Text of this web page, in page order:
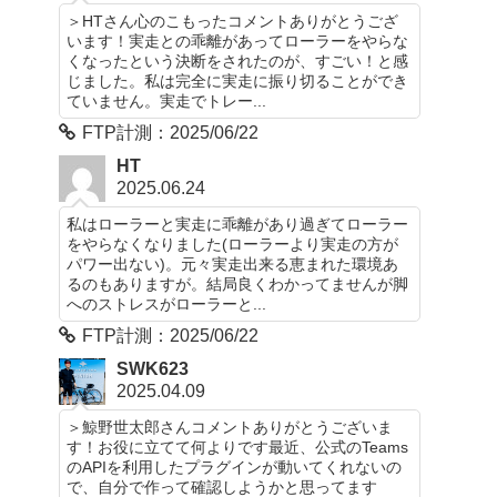
＞HTさん心のこもったコメントありがとうござ
います！実走との乖離があってローラーをやらな
くなったという決断をされたのが、すごい！と感
じました。私は完全に実走に振り切ることができ
ていません。実走でトレー...
FTP計測：2025/06/22
HT
2025.06.24
私はローラーと実走に乖離があり過ぎてローラー
をやらなくなりました(ローラーより実走の方が
パワー出ない)。元々実走出来る恵まれた環境あ
るのもありますが。結局良くわかってませんが脚
へのストレスがローラーと...
FTP計測：2025/06/22
SWK623
2025.04.09
＞鯨野世太郎さんコメントありがとうございま
す！お役に立てて何よりです最近、公式のTeams
のAPIを利用したプラグインが動いてくれないの
で、自分で作って確認しようかと思ってます